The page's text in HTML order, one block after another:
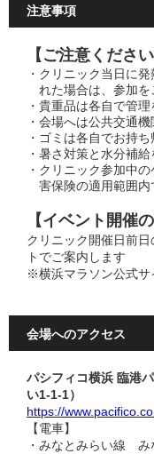
注意事項
【ご注意ください
・クリニック当日に
れた場合は、参加
・貴重品は各自で管
・会場へは公共交通
・ゴミは各自でお持
・暑さ対策と水分補
・クリニック参加中
害保険の適用範囲
【イベント開催の
クリニック開催日前
トでご案内します
※横浜マラソン公式
会場へのアクセス
パシフィコ横浜 臨港
い1-1-1）
https://
【電車】
・みなとみらい線 み